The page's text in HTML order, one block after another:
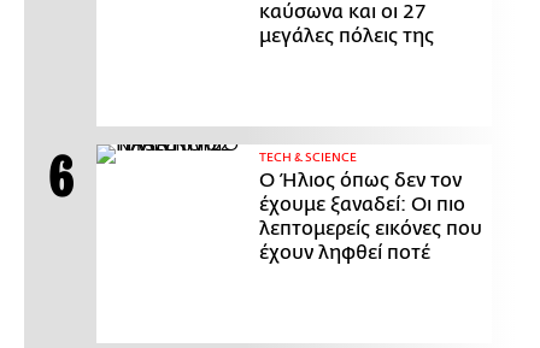
καύσωνα και οι 27
μεγάλες πόλεις της
ΤECH & SCIENCE
Ο Ήλιος όπως δεν τον
έχουμε ξαναδεί: Οι πιο
λεπτομερείς εικόνες που
έχουν ληφθεί ποτέ